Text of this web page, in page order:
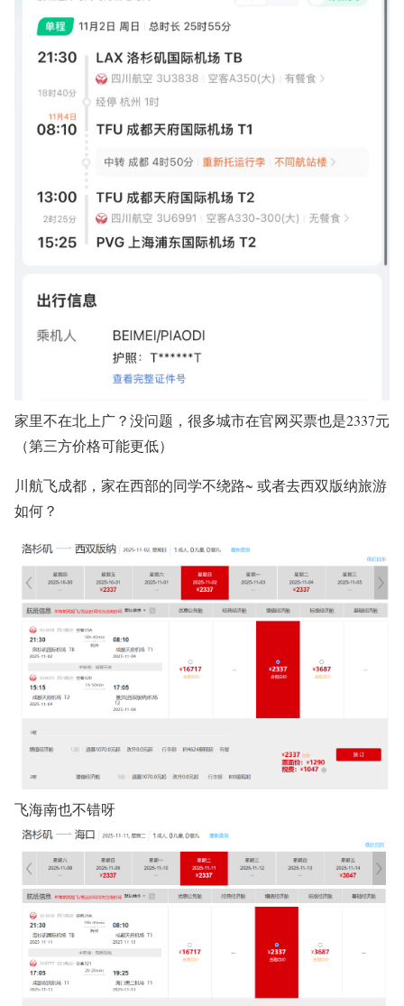
家里不在北上广？没问题，很多城市在官网买票也是2337元
（第三方价格可能更低）
川航飞成都，家在西部的同学不绕路~ 或者去西双版纳旅游
如何？
飞海南也不错呀